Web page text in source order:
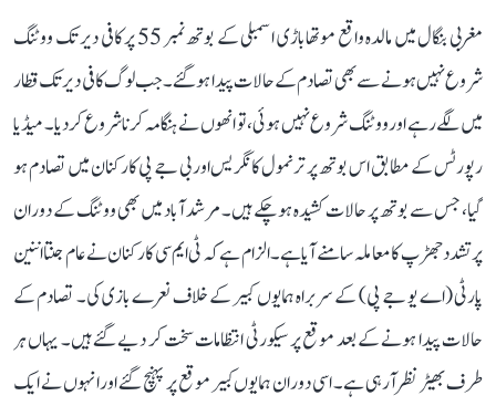
مغربی بنگال میں مالدہ واقع موتھاباڑی اسمبلی کے بوتھ نمبر 55 پر کافی دیر تک ووٹنگ
شروع نہیں ہونے سے بھی تصادم کے حالات پیدا ہو گئے۔ جب لوگ کافی دیر تک قطار
میں لگے رہے اور ووٹنگ شروع نہیں ہوئی، تو انھوں نے ہنگامہ کرنا شروع کر دیا۔ میڈیا
رپورٹس کے مطابق اس بوتھ پر ترنمول کانگریس اور بی جے پی کارکنان میں تصادم ہو
گیا، جس سے بوتھ پر حالات کشیدہ ہو چکے ہیں۔ مرشد آباد میں بھی ووٹنگ کے دوران
پرتشدد جھڑپ کا معاملہ سامنے آیا ہے۔ الزام ہے کہ ٹی ایم سی کارکنان نے عام جنتا اننین
پارٹی (اے یو جے پی) کے سربراہ ہمایوں کبیر کے خلاف نعرے بازی کی۔ تصادم کے
حالات پیدا ہونے کے بعد موقع پر سیکورٹی انتظامات سخت کر دیے گئے ہیں۔ یہاں ہر
طرف بھیڑ نظر آرہی ہے۔ اسی دوران ہمایوں کبیر موقع پر پہنچ گئے اور انہوں نے ایک